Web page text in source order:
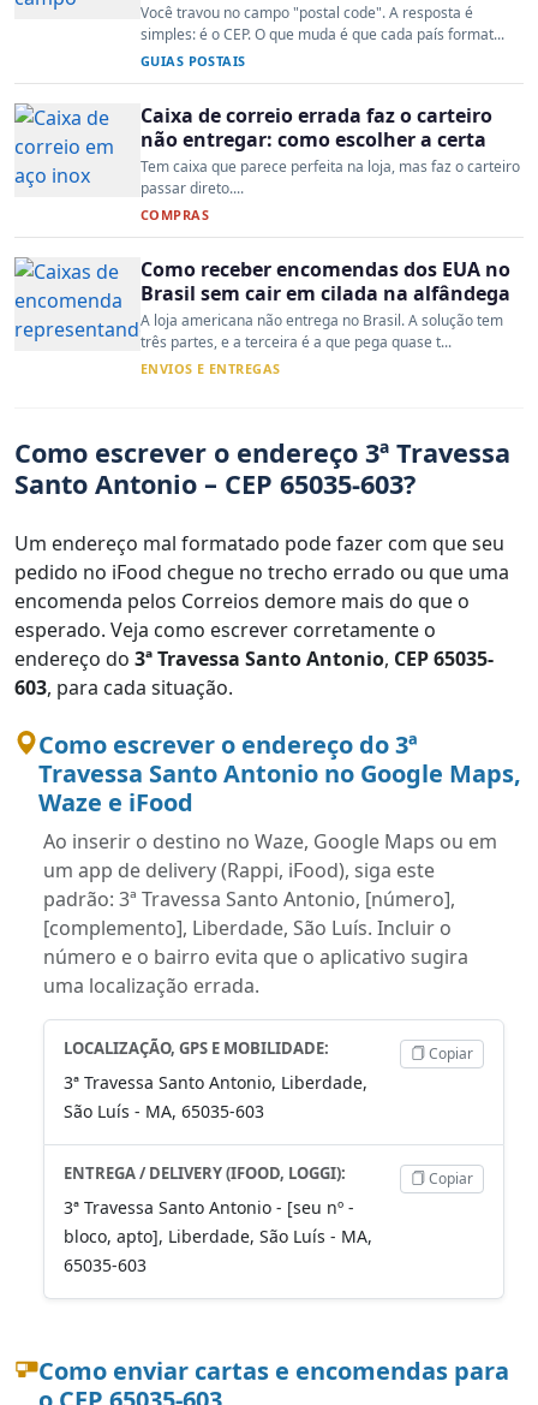
Você travou no campo "postal code". A resposta é
simples: é o CEP. O que muda é que cada país format...
GUIAS POSTAIS
Caixa de correio errada faz o carteiro
não entregar: como escolher a certa
Tem caixa que parece perfeita na loja, mas faz o carteiro
passar direto....
COMPRAS
Como receber encomendas dos EUA no
Brasil sem cair em cilada na alfândega
A loja americana não entrega no Brasil. A solução tem
três partes, e a terceira é a que pega quase t...
ENVIOS E ENTREGAS
Como escrever o endereço 3ª Travessa
Santo Antonio – CEP 65035-603?
Um endereço mal formatado pode fazer com que seu
pedido no iFood chegue no trecho errado ou que uma
encomenda pelos Correios demore mais do que o
esperado. Veja como escrever corretamente o
endereço do 3ª Travessa Santo Antonio, CEP 65035-
603, para cada situação.
Como escrever o endereço do 3ª
Travessa Santo Antonio no Google Maps,
Waze e iFood
Ao inserir o destino no Waze, Google Maps ou em
um app de delivery (Rappi, iFood), siga este
padrão: 3ª Travessa Santo Antonio, [número],
[complemento], Liberdade, São Luís. Incluir o
número e o bairro evita que o aplicativo sugira
uma localização errada.
LOCALIZAÇÃO, GPS E MOBILIDADE:
3ª Travessa Santo Antonio, Liberdade,
São Luís - MA, 65035-603
Copiar
ENTREGA / DELIVERY (IFOOD, LOGGI):
3ª Travessa Santo Antonio - [seu nº -
bloco, apto], Liberdade, São Luís - MA,
65035-603
Copiar
Como enviar cartas e encomendas para